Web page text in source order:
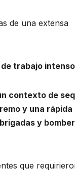
de una extensa
trabajo
contexto de
y una rápida
y
que